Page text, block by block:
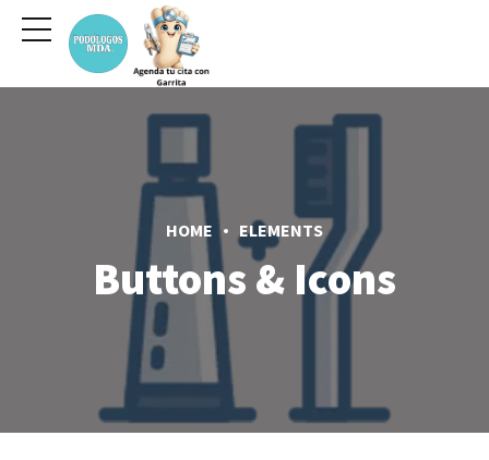
HOME ELEMENTS
Buttons & Icons